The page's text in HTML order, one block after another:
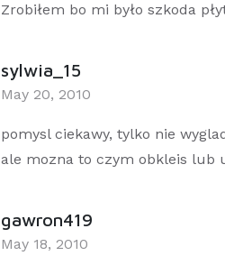
Zrobiłem bo mi było szkoda
sylwia_15
May 20, 2010
pomysl ciekawy, tylko nie
ale mozna to czym obkleis lub
gawron419
May 18, 2010